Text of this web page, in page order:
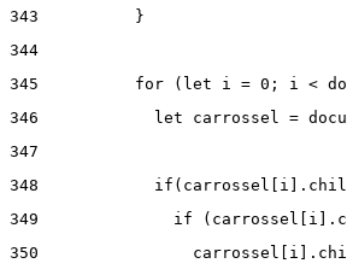
343
          }
344
345
for (let i = 0; i <
346
let carrossel =
347
348
349
if
350